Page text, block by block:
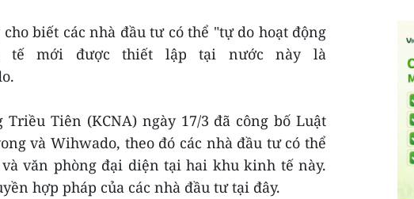
biết các nhà đầu tư có thể "tự do hoạt động
tế mới được thiết lập tại nước này là
Tiên (KCNA) ngày 17/3 đã công bố Luật
và Wihwado, theo đó các nhà đầu tư có thể
văn phòng đại diện tại hai khu kinh tế này.
hợp pháp của các nhà đầu tư tại đây.